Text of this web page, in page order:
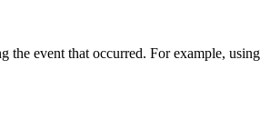
the event that occurred. For example, using